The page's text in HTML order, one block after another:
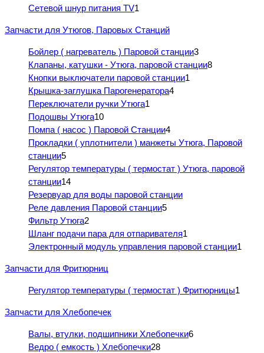
Сетевой шнур питания TV1
Запчасти для Утюгов, Паровых Станций
Бойлер ( нагреватель ) Паровой станции3
Клапаны, катушки - Утюга, паровой станции8
Кнопки выключатели паровой станции1
Крышка-заглушка Парогенератора4
Переключатели ручки Утюга1
Подошвы Утюга10
Помпа ( насос ) Паровой Станции4
Прокладки ( уплотнители ) манжеты Утюга, Паровой
станции5
Регулятор температуры ( термостат ) Утюга, паровой
станции14
Резервуар для воды паровой станции
Реле давления Паровой станции5
Фильтр Утюга2
Шланг подачи пара для отпаривателя1
Электронный модуль управления паровой станции1
Запчасти для Фритюрниц
Регулятор температуры ( термостат ) Фритюрницы1
Запчасти для Хлебопечек
Валы, втулки, подшипники Хлебопечки6
Ведро ( емкость ) Хлебопечки28